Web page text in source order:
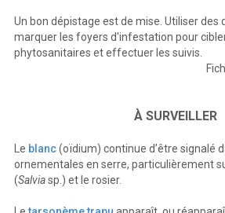
Un bon dépistage est de mise. Utiliser des
marquer les foyers d'infestation pour
phytosanitaires et effectuer les suivis.
À SURVEILLER
Le blanc(oïdium) continue d’être signalé
ornementales en serre, particulièrement
(Salviasp.) et le rosier.